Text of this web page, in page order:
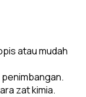
atau mudah
zat kimia.